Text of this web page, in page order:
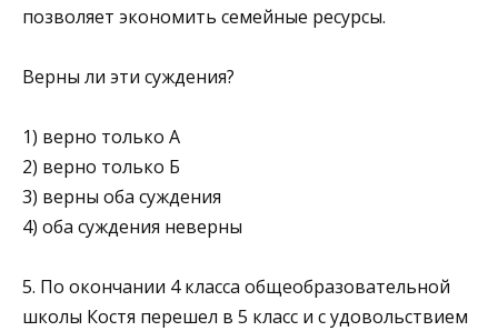
позво­ляет экономить семейные ресурсы.
Верны ли эти суждения?
1) верно только А
2) верно только Б
3) верны оба суждения
4) оба суждения неверны
5. По окончании 4 класса общеобразовательной
школы Костя перешел в 5 класс и с удовольствием